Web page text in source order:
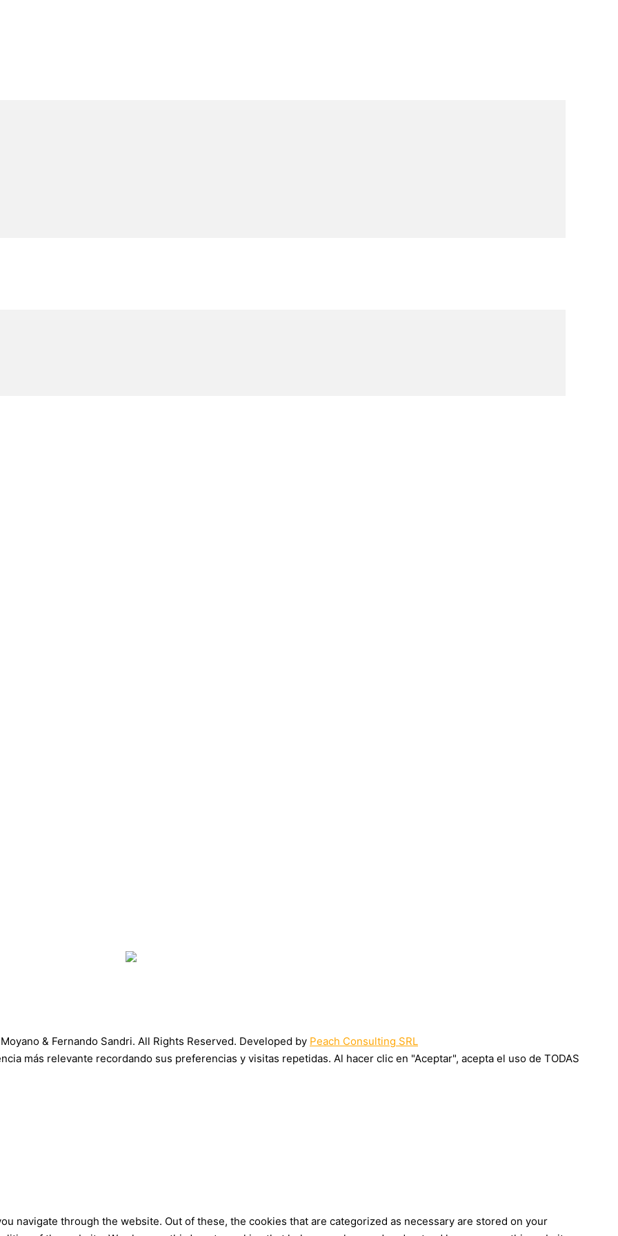
& Fernando Sandri. All Rights Reserved. Developed by Peach Consulting SRL
más relevante recordando sus preferencias y visitas repetidas. Al hacer clic en "Aceptar", acepta el uso de TODAS
navigate through the website. Out of these, the cookies that are categorized as necessary are stored on your